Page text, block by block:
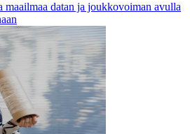
maailmaa datan ja joukkovoiman avulla